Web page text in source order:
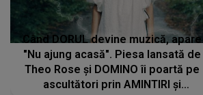
Când DORUL devine muzică, apare
"Nu ajung acasă". Piesa lansată de
Theo Rose și DOMINO îi poartă pe
ascultători prin AMINTIRI și